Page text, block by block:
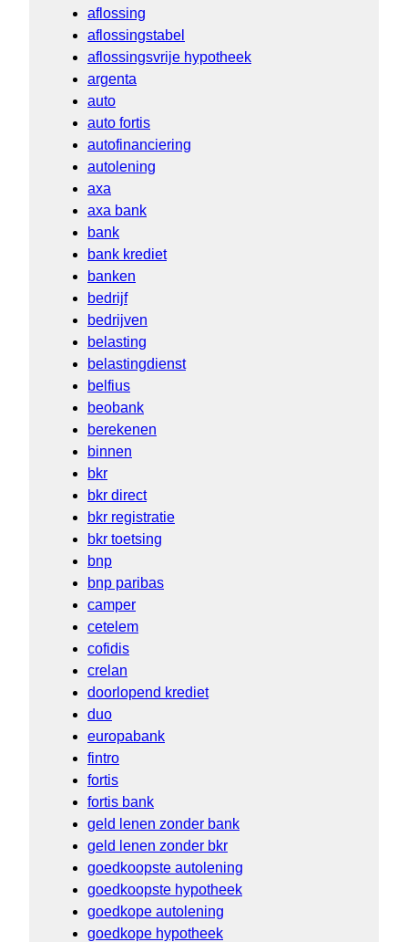
aflossing
aflossingstabel
aflossingsvrije hypotheek
argenta
auto
auto fortis
autofinanciering
autolening
axa
axa bank
bank
bank krediet
banken
bedrijf
bedrijven
belasting
belastingdienst
belfius
beobank
berekenen
binnen
bkr
bkr direct
bkr registratie
bkr toetsing
bnp
bnp paribas
camper
cetelem
cofidis
crelan
doorlopend krediet
duo
europabank
fintro
fortis
fortis bank
geld lenen zonder bank
geld lenen zonder bkr
goedkoopste autolening
goedkoopste hypotheek
goedkope autolening
goedkope hypotheek